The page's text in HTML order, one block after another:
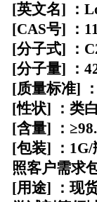
[英文名] ：
[CAS号] ：
[分子式] ：
[分子量] ：
[质量标准]
[性状] ：类
[含量] ：
[包装] ： 1G/
照客户需求
[用途] ：现